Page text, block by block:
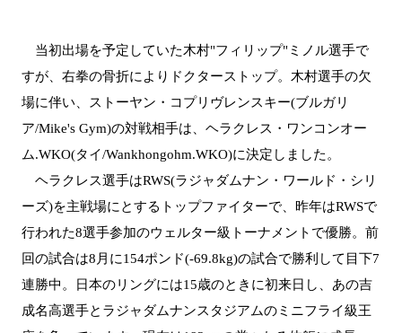
当初出場を予定していた木村"フィリップ"ミノル選手で
すが、右拳の骨折によりドクターストップ。木村選手の欠
場に伴い、ストーヤン・コプリヴレンスキー(ブルガリ
ア/Mike's Gym)の対戦相手は、ヘラクレス・ワンコンオー
ム.WKO(タイ/Wankhongohm.WKO)に決定しました。
ヘラクレス選手はRWS(ラジャダムナン・ワールド・シリ
ーズ)を主戦場にとするトップファイターで、昨年はRWSで
行われた8選手参加のウェルター級トーナメントで優勝。前
回の試合は8月に154ポンド(-69.8kg)の試合で勝利して目下7
連勝中。日本のリングには15歳のときに初来日し、あの吉
成名高選手とラジャダムナンスタジアムのミニフライ級王